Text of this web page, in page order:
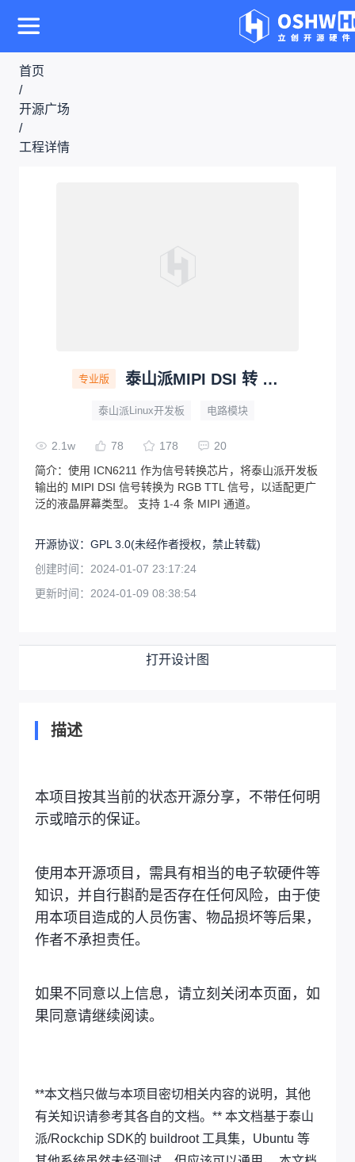
首页
/
开源广场
/
工程详情
专业版 泰山派MIPI DSI 转 RGB 适配器
泰山派Linux开发板 电路模块
2.1w 78 178
20
简介： 使用 ICN6211 作为信号转换芯片，将泰山派开发板
输出的 MIPI DSI 信号转换为 RGB TTL 信号，以适配更广
泛的液晶屏幕类型。 支持 1-4 条 MIPI 通道。
开源协议： GPL 3.0(未经作者授权，禁止转载)
创建时间： 2024-01-07 23:17:24
更新时间： 2024-01-09 08:38:54
打开设计图
描述
本项目按其当前的状态开源分享，不带任何明
示或暗示的保证。
使用本开源项目，需具有相当的电子软硬件等
知识，并自行斟酌是否存在任何风险，由于使
用本项目造成的人员伤害、物品损坏等后果，
作者不承担责任。
如果不同意以上信息，请立刻关闭本页面，如
果同意请继续阅读。
**本文档只做与本项目密切相关内容的说明，其他
有关知识请参考其各自的文档。** 本文档基于泰山
派/Rockchip SDK的 buildroot 工具集，Ubuntu 等